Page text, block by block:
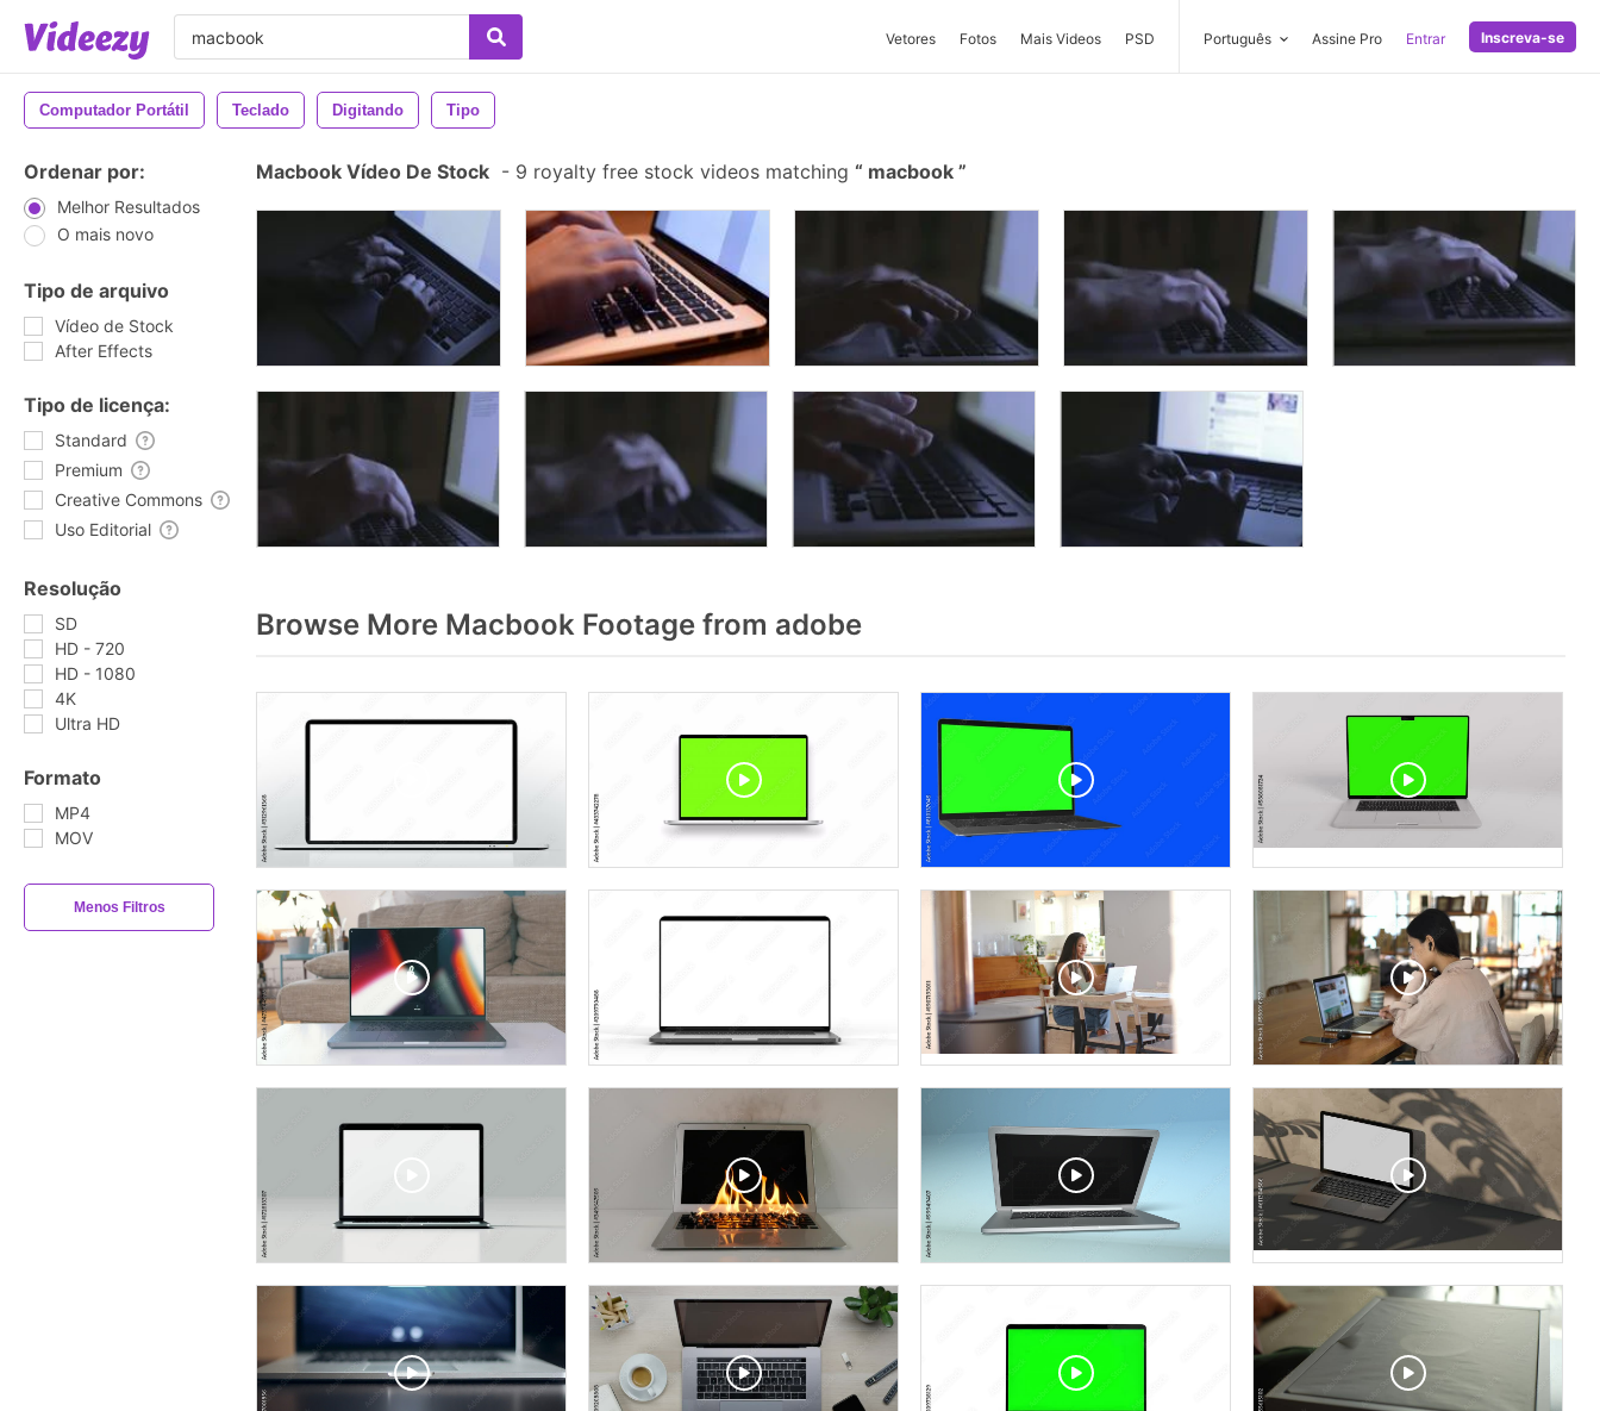
Vetores Fotos Mais Videos PSD Português Assine Pro Entrar Inscreva-se
Computador Portátil Teclado Digitando Tipo
Ordenar por:
Melhor Resultados
O mais novo
Tipo de arquivo
Vídeo de Stock
After Effects
Tipo de licença:
Standard
Premium
Creative Commons
Uso Editorial
Resolução
SD
HD - 720
HD - 1080
4K
Ultra HD
Formato
MP4
MOV
Menos Filtros
Macbook Vídeo De Stock - 9 royalty free stock videos matching macbook
Browse More Macbook Footage from adobe